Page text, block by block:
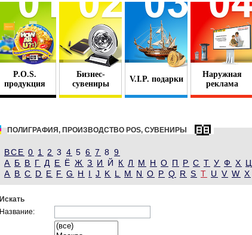
P.O.S.
продукция
Бизнес-
сувениры
V.I.P. подарки
Наружная
реклама
ПОЛИГРАФИЯ, ПРОИЗВОДСТВО POS, СУВЕНИРЫ
ВСЕ 0 1 2 3 4 5 6 7 8 9
А Б В Г Д Е Ё Ж З И Й К Л М Н О П Р С Т У Ф Х Ц
A B C D E F G H I J K L M N O P Q R S T U V W X
Искать
Название: